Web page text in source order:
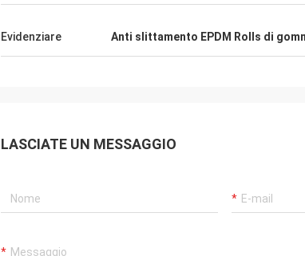
Evidenziare Anti slittamento EPDM Rolls di
LASCIATE UN MESSAGGIO